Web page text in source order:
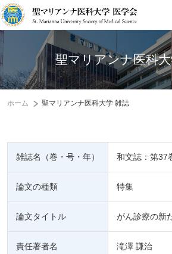
聖マリアンナ医科
ホーム 聖マリアンナ医科大学 雑誌
雑誌名（巻・号・年） 和文誌：第37
論文の種類 特集
論文タイトル がん診療の新
責任著者名 滝澤 謙治